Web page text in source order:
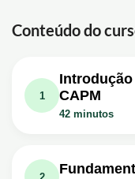
Conteúdo do
1
CAPM
42 minutos
2